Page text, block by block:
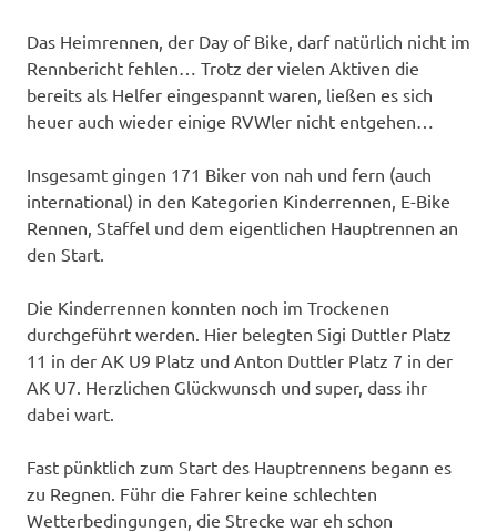
Das Heimrennen, der Day of Bike, darf natürlich nicht im
Rennbericht fehlen… Trotz der vielen Aktiven die
bereits als Helfer eingespannt waren, ließen es sich
heuer auch wieder einige RVWler nicht entgehen…
Insgesamt gingen 171 Biker von nah und fern (auch
international) in den Kategorien Kinderrennen, E-Bike
Rennen, Staffel und dem eigentlichen Hauptrennen an
den Start.
Die Kinderrennen konnten noch im Trockenen
durchgeführt werden. Hier belegten Sigi Duttler Platz
11 in der AK U9 Platz und Anton Duttler Platz 7 in der
AK U7. Herzlichen Glückwunsch und super, dass ihr
dabei wart.
Fast pünktlich zum Start des Hauptrennens begann es
zu Regnen. Führ die Fahrer keine schlechten
Wetterbedingungen, die Strecke war eh schon